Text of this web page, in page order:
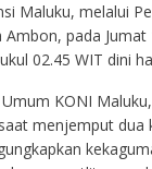
Maluku, melalui
Ambon, pada
02.45 WIT dini
KONI
menjemput dua